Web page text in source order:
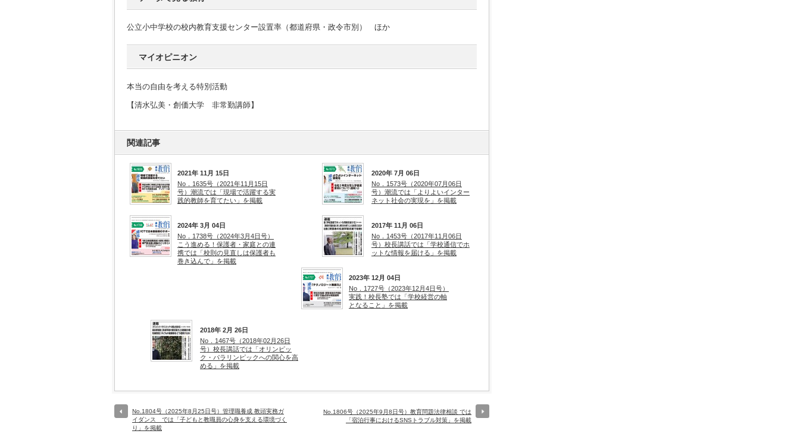
公立小中学校の校内教育支援センター設置率（都道府県・政令市別） ほか
マイオピニオン
本当の自由を考える特別活動
【清水弘美・創価大学 非常勤講師】
関連記事
2021年 11月 15日
No．1635号（2021年11月15日
号）潮流では「現場で活躍する実
践的教師を育てたい」を掲載
2020年 7月 06日
No．1573号（2020年07月06日
号）潮流では「よりよいインター
ネット社会の実現を」を掲載
2024年 3月 04日
No．1738号（2024年3月4日号）
こう進める！保護者・家庭との連
携では「校則の見直しは保護者も
巻き込んで」を掲載
2017年 11月 06日
No．1453号（2017年11月06日
号）校長講話では「学校通信でホ
ットな情報を届ける」を掲載
2023年 12月 04日
No．1727号（2023年12月4日号）
実践！校長塾では「学校経営の軸
となること」を掲載
2018年 2月 26日
No．1467号（2018年02月26日
号）校長講話では「オリンピッ
ク・パラリンピックへの関心を高
める」を掲載
No.1804号（2025年8月25日号）管理職養成 教頭実務ガ
イダンス では「子どもと教職員の心身を支える環境づく
り」を掲載
No.1806号（2025年9月8日号）教育問題法律相談 では
「宿泊行事におけるSNSトラブル対策」を掲載